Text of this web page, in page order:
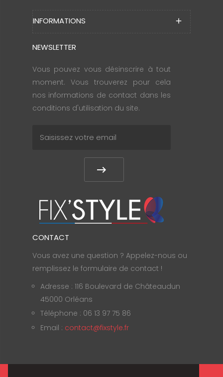
INFORMATIONS add
NEWSLETTER
Vous pouvez vous désinscrire à tout
moment. Vous trouverez pour cela
nos informations de contact dans les
conditions d'utilisation du site.
CONTACT
Vous avez une question ? Appelez-nous ou
remplissez le formulaire de contact !
Adresse : 116 Boulevard de Châteaudun
45000 Orléans
Téléphone : 06 13 97 75 86
Email : contact@fixstyle.fr